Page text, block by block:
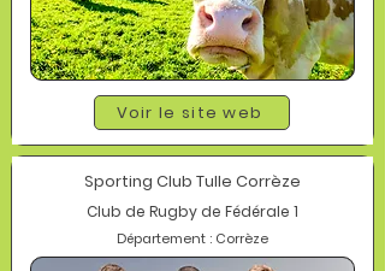
Voir le site web
Sporting Club Tulle Corrèze
Club de Rugby de Fédérale 1
Département : Corrèze